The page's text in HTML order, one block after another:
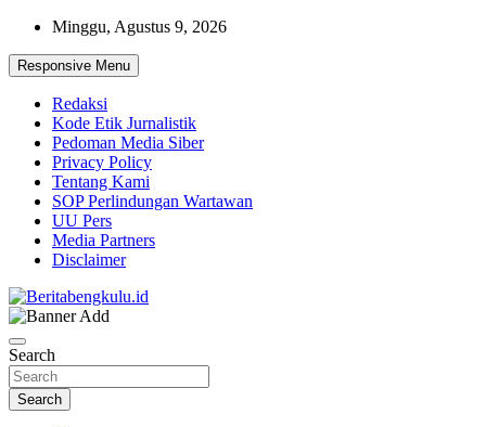
Skip
content
Minggu, Agustus 9, 2026
Responsive Menu
Redaksi
Kode Etik Jurnalistik
Pedoman Media Siber
Privacy Policy
Tentang Kami
SOP Perlindungan Wartawan
UU Pers
Media Partners
Disclaimer
Beritabengkulu.id
Search
Search